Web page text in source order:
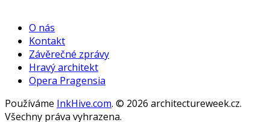
O nás
Kontakt
Závěrečné zprávy
Hravý architekt
Opera Pragensia
Používáme InkHive.com. © 2026 architectureweek.cz.
Všechny práva vyhrazena.